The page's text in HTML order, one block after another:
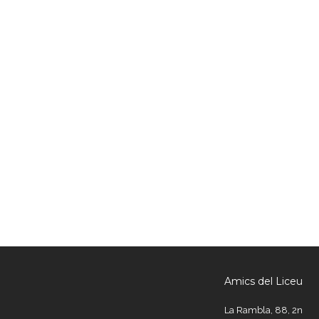
Amics del Liceu
La Rambla, 88, 2n